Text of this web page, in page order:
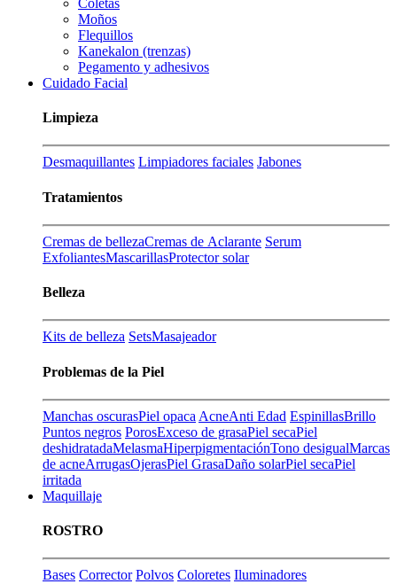
Moños
Flequillos
Kanekalon (trenzas)
Pegamento y adhesivos
Cuidado Facial
Limpieza
Desmaquillantes Limpiadores faciales Jabones
Tratamientos
Cremas de bellezaCremas de Aclarante Serum
ExfoliantesMascarillasProtector solar
Belleza
Kits de belleza SetsMasajeador
Problemas de la Piel
Manchas oscurasPiel opaca AcneAnti Edad EspinillasBrillo
Puntos negros PorosExceso de grasaPiel secaPiel
deshidratadaMelasmaHiperpigmentaciónTono desigualMarcas
de acneArrugasOjerasPiel GrasaDaño solarPiel secaPiel
irritada
Maquillaje
ROSTRO
Bases Corrector Polvos Coloretes Iluminadores